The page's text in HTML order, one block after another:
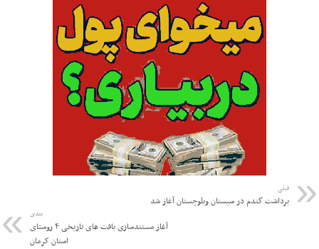
قبلی
برداشت گندم در سیستان وبلوچستان آغاز شد
بعدی
آغاز مستندسازی بافت های تاریخی ۴ روستای
استان کرمان